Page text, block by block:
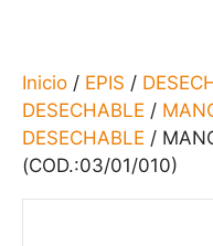
Inicio / EPIS /
DESECHABLE /
DESECHABLE /
(COD.:03/01/010)